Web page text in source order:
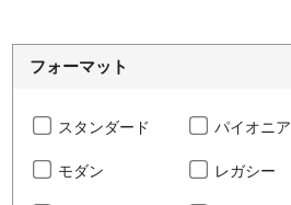
フォーマット
スタンダード パイオニア
モダン レガシー